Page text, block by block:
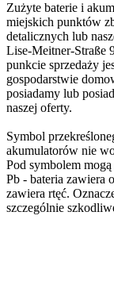
Zużyte baterie i
miejskich punktów
detalicznych lub
Lise-Meitner-Straße
punkcie sprzedaży
gospodarstwie
posiadamy lub
naszej oferty.
Symbol
akumulatorów nie
Pod symbolem
Pb - bateria zawiera
zawiera rtęć.
szczególnie